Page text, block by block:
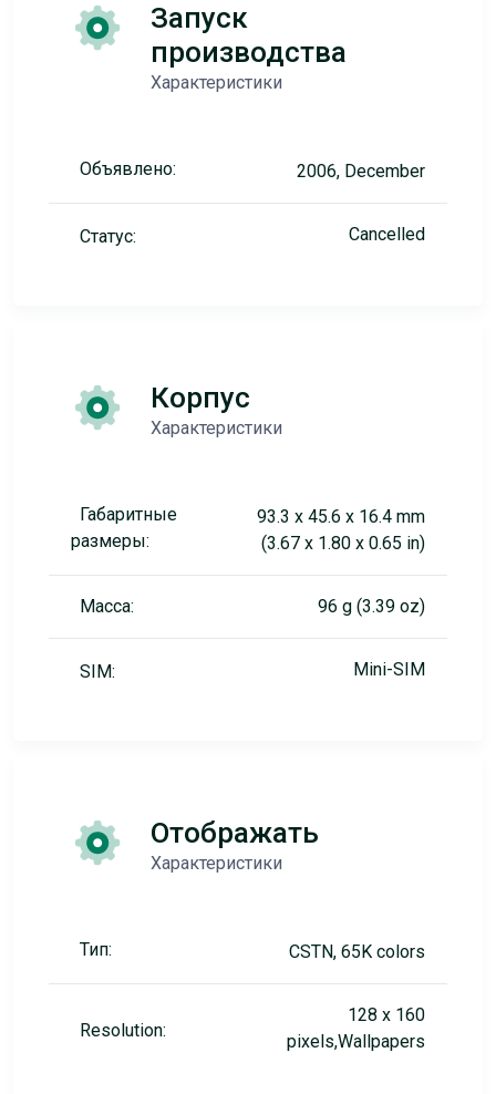
Запуск
производства
Характеристики
Объявлено: 2006, December
Статус: Cancelled
Корпус
Характеристики
Габаритные
размеры:
93.3 x 45.6 x 16.4 mm
(3.67 x 1.80 x 0.65 in)
Масса: 96 g (3.39 oz)
SIM: Mini-SIM
Отображать
Характеристики
Тип: CSTN, 65K colors
Resolution:
128 x 160
pixels,Wallpapers